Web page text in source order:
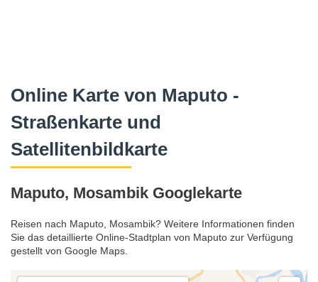
Online Karte von Maputo -
Straßenkarte und
Satellitenbildkarte
Maputo, Mosambik Googlekarte
Reisen nach Maputo, Mosambik? Weitere Informationen finden
Sie das detaillierte Online-Stadtplan von Maputo zur Verfügung
gestellt von Google Maps.